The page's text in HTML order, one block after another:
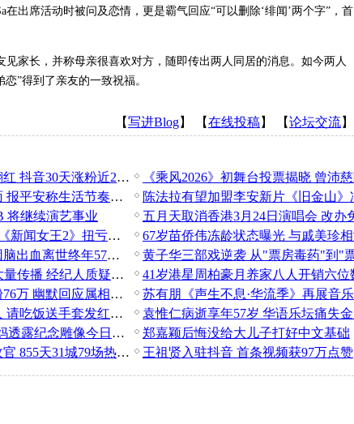
在出席活动时被问及恋情，更是霸气回应“可以删除‘绯闻’两个字”，首
家长，并称母亲很喜欢对方，随即传出两人同居的消息。如今两人
”得到了亲友的一致祝福。
【写进Blog】 【在线投稿】 【论坛交流】
何润东项羽形象再翻红 抖音30天涨粉近200万引全网热议
79岁郑少秋罕见露面 报平安称生活节奏放慢
将继续演艺事业
TVB连亏7年后凭借《新闻女王2》扭亏为盈 预计2025年盈利超5000万港元
香港资深演员游飚因脑出血离世终年57岁 曾为TVB“御用烂仔”
AI生成周星驰视频大量传播 经纪人质疑平台监管责任
成龙小红书互动涨粉76万 幽默回应属相问题
吴克群关爱环卫工人 请吃饭送手套发红包传递正能量
大S逝世将满周年 S妈透露纪念雕像今日揭幕
郑嘉颖后悔没给大儿子打好中文基础
王心凌巡回演唱会收官 855天31城79场热度口碑双爆发
王祖贤入驻抖音 首条视频获97万点赞